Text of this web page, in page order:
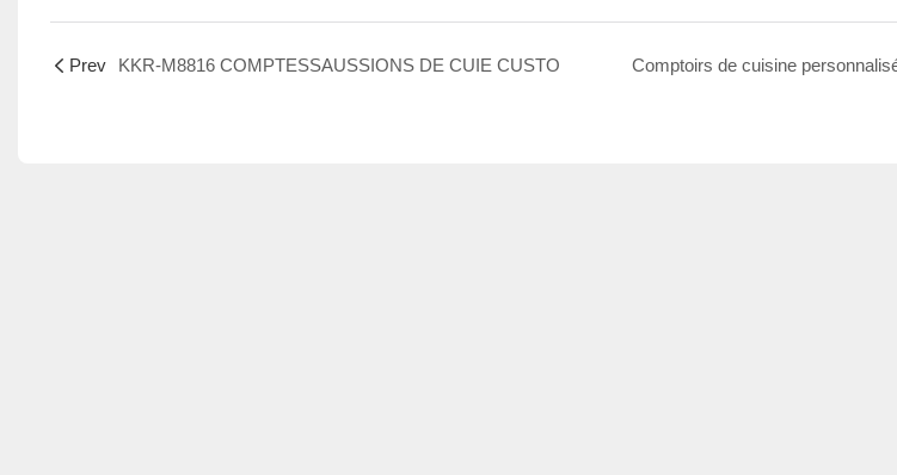
Prev KKR-M8816 COMPTESSAUSSIONS DE CUIE CUSTO